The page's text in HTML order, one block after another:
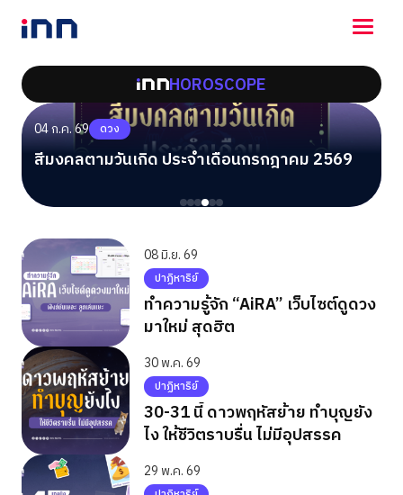
NEWS
ENTERTAINMENT
LIFESTYLE
HOROSCOPE
LOTTERY
VIDEO
HOROSCOPE
04 ก.ค. 69 ดวง
สีมงคลตามวันเกิด ประจำเดือนกรกฎาคม 2569
08 มิ.ย. 69
ปาฏิหาริย์
ทำความรู้จัก “AiRA” เว็บไซต์ดูดวง
มาใหม่ สุดฮิต
30 พ.ค. 69
ปาฏิหาริย์
30-31 นี้ ดาวพฤหัสย้าย ทำบุญยัง
ไง ให้ชีวิตราบรื่น ไม่มีอุปสรรค
29 พ.ค. 69